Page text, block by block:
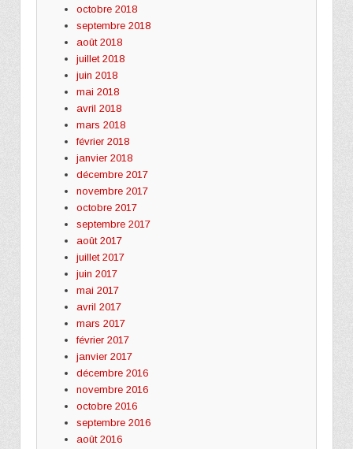
octobre 2018
septembre 2018
août 2018
juillet 2018
juin 2018
mai 2018
avril 2018
mars 2018
février 2018
janvier 2018
décembre 2017
novembre 2017
octobre 2017
septembre 2017
août 2017
juillet 2017
juin 2017
mai 2017
avril 2017
mars 2017
février 2017
janvier 2017
décembre 2016
novembre 2016
octobre 2016
septembre 2016
août 2016